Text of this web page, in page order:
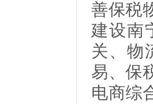
善保税
建设南
关、物
易、保
电商综